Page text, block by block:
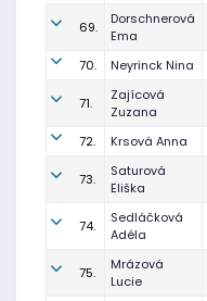
69.
Dorschnerová
Ema
70. Neyrinck Nina
71.
Zajícová
Zuzana
72. Krsová Anna
73.
Saturová
Eliška
74.
Sedláčková
Adéla
75.
Mrázová
Lucie